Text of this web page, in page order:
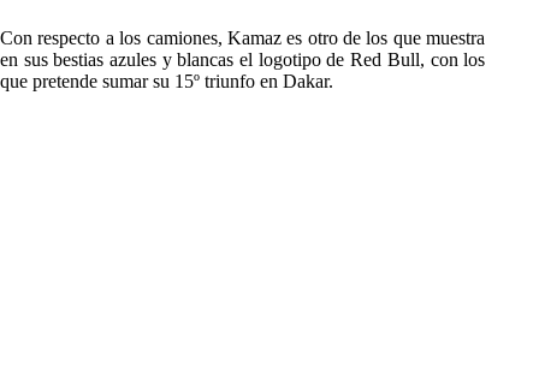
Con respecto a los camiones, Kamaz es otro de los que muestra
en sus bestias azules y blancas el logotipo de Red Bull, con los
que pretende sumar su 15º triunfo en Dakar.